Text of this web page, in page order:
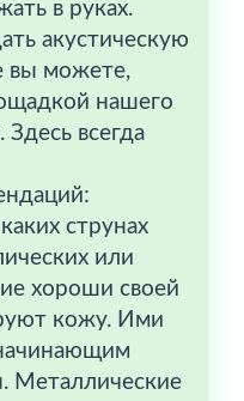
в руках.
акустическую
вы можете,
нашего
всегда
струнах
или
хороши своей
кожу. Ими
Металлические